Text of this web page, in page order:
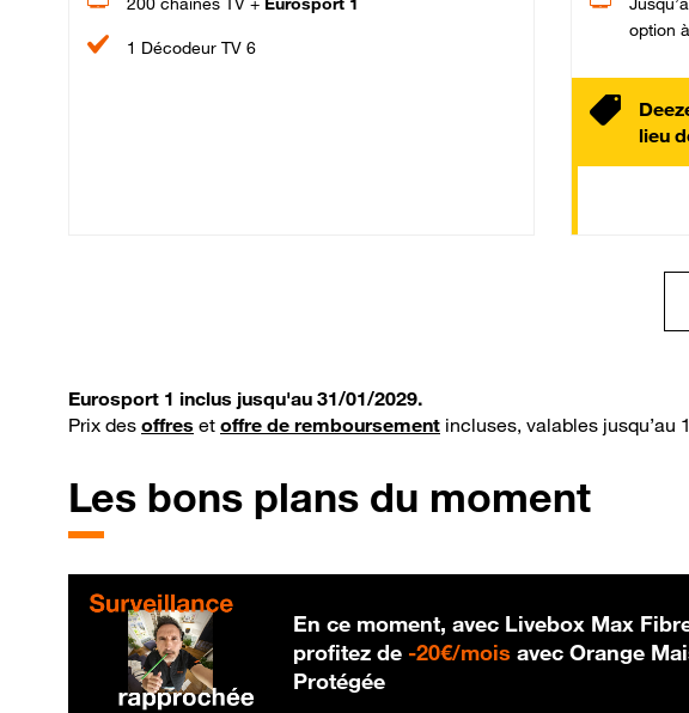
1 Décodeur TV 6
option
lieu
Eurosport 1 inclus jusqu'au 31/01/2029.
Prix des offres et offre de remboursement incluses, valables jusqu’au
Les bons plans du moment
En ce moment, avec Livebox Max
profitez de -20€/mois 20 € par mois
avec Orange
Protégée